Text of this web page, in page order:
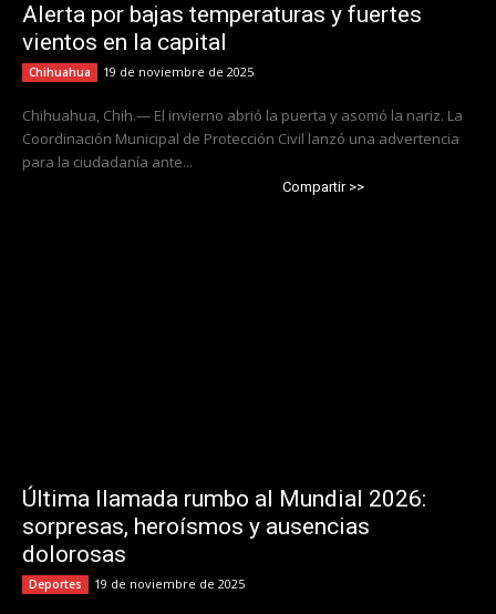
Alerta por bajas temperaturas y fuertes
vientos en la capital
Chihuahua 19 de noviembre de 2025
Chihuahua, Chih.— El invierno abrió la puerta y asomó la nariz. La
Coordinación Municipal de Protección Civil lanzó una advertencia
para la ciudadanía ante...
Compartir >>
Última llamada rumbo al Mundial 2026:
sorpresas, heroísmos y ausencias
dolorosas
Deportes 19 de noviembre de 2025